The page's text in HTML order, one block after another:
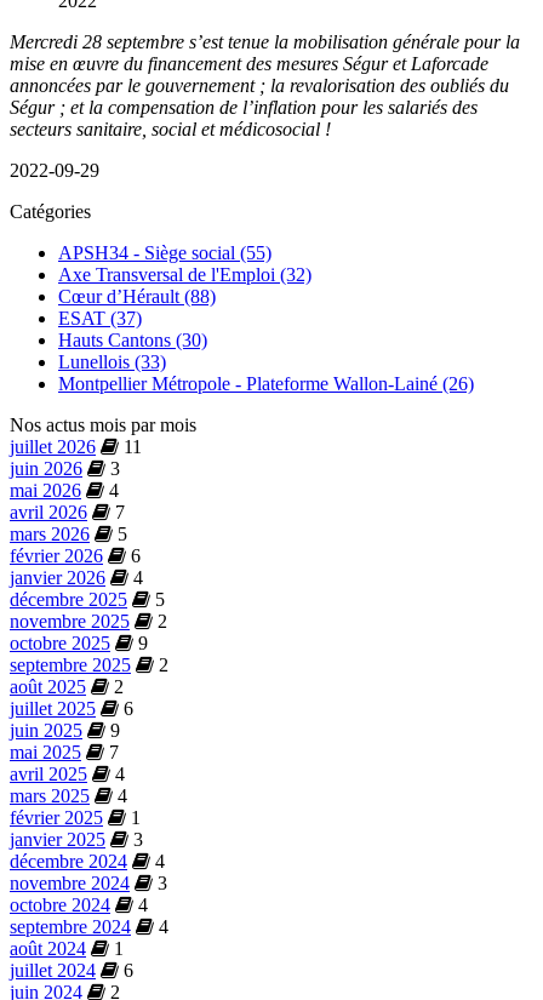
Mercredi 28 septembre s’est tenue la mobilisation générale pour la
mise en œuvre du financement des mesures Ségur et Laforcade
annoncées par le gouvernement ; la revalorisation des oubliés du
Ségur ; et la compensation de l’inflation pour les salariés des
secteurs sanitaire, social et médicosocial !
2022-09-29
Catégories
APSH34 - Siège social (55)
Axe Transversal de l'Emploi (32)
Cœur d’Hérault (88)
ESAT (37)
Hauts Cantons (30)
Lunellois (33)
Montpellier Métropole - Plateforme Wallon-Lainé (26)
Nos actus mois par mois
juillet 2026
11
juin 2026
3
mai 2026
4
avril 2026
7
mars 2026
5
février 2026
6
janvier 2026
4
décembre 2025
5
novembre 2025
2
octobre 2025
9
septembre 2025
2
août 2025
2
juillet 2025
6
juin 2025
9
mai 2025
7
avril 2025
4
mars 2025
4
février 2025
1
janvier 2025
3
décembre 2024
4
novembre 2024
3
octobre 2024
4
septembre 2024
4
août 2024
1
juillet 2024
6
juin 2024
2